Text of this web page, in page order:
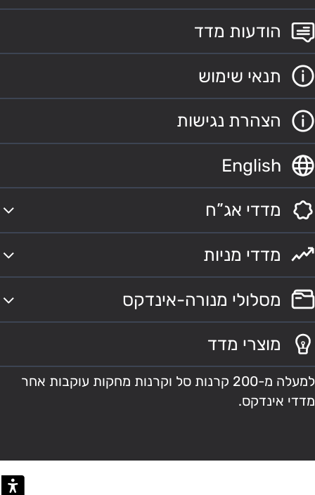
הודעות מדד
תנאי שימוש
הצהרת נגישות
English
מדדי אג”ח
מדדי מניות
מסלולי מנורה-אינדקס
מוצרי מדד
למעלה מ-200 קרנות סל וקרנות מחקות עוקבות אחר
מדדי אינדקס.